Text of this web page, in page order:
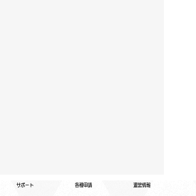
サポート 各種申請 運営情報